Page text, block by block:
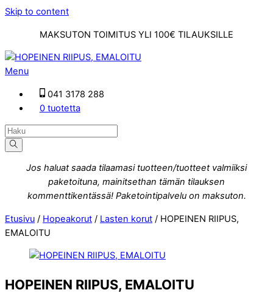
Skip to content
MAKSUTON TOIMITUS YLI 100€ TILAUKSILLE
Menu
041 3178 288
0 tuotetta
Jos haluat saada tilaamasi tuotteen/tuotteet valmiiksi
paketoituna, mainitsethan tämän tilauksen
kommenttikentässä! Paketointipalvelu on maksuton.
Etusivu / Hopeakorut / Lasten korut / HOPEINEN RIIPUS,
EMALOITU
HOPEINEN RIIPUS, EMALOITU